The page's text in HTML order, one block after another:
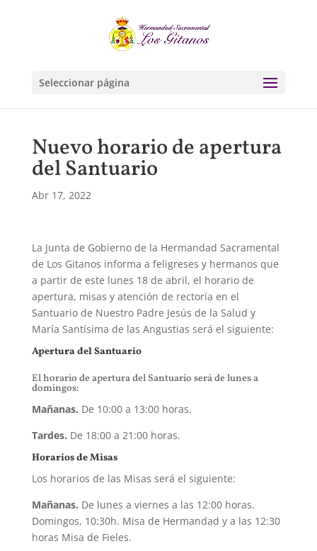
Seleccionar página
Nuevo horario de apertura
del Santuario
Abr 17, 2022
La Junta de Gobierno de la Hermandad Sacramental
de Los Gitanos informa a feligreses y hermanos que
a partir de este lunes 18 de abril, el horario de
apertura, misas y atención de rectoría en el
Santuario de Nuestro Padre Jesús de la Salud y
María Santísima de las Angustias será el siguiente:
Apertura del Santuario
El horario de apertura del Santuario será de lunes a
domingos:
Mañanas. De 10:00 a 13:00 horas.
Tardes. De 18:00 a 21:00 horas.
Horarios de Misas
Los horarios de las Misas será el siguiente:
Mañanas. De lunes a viernes a las 12:00 horas.
Domingos, 10:30h. Misa de Hermandad y a las 12:30
horas Misa de Fieles.